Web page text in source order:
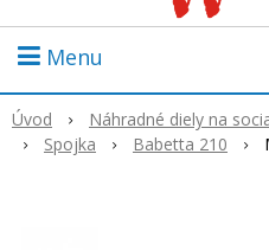
Menu
Úvod Náhradné diely na
Spojka
Babetta 210